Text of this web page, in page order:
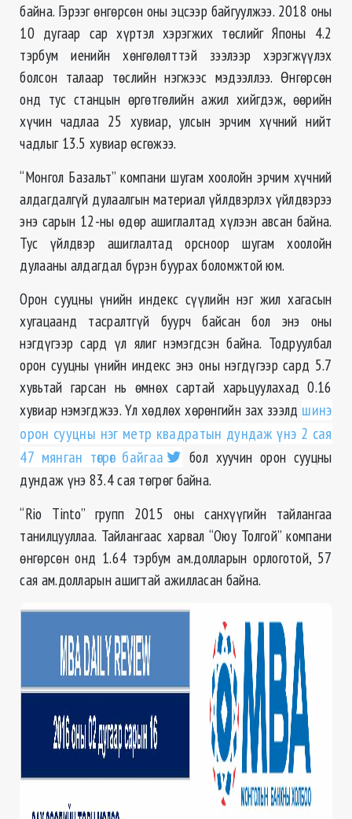
байна. Гэрээг өнгөрсөн оны эцсээр байгуулжээ. 2018 оны
10 дугаар сар хүртэл хэрэгжих төслийг Японы 4.2
тэрбум иенийн хөнгөлөлттэй зээлээр хэрэгжүүлэх
болсон талаар төслийн нэгжээс мэдээллээ. Өнгөрсөн
онд тус станцын өргөтгөлийн ажил хийгдэж, өөрийн
хүчин чадлаа 25 хувиар, улсын эрчим хүчний нийт
чадлыг 13.5 хувиар өсгөжээ.
“Монгол Базальт” компани шугам хоолойн эрчим хүчний
алдагдалгүй дулаалгын материал үйлдвэрлэх үйлдвэрээ
энэ сарын 12-ны өдөр ашиглалтад хүлээн авсан байна.
Тус үйлдвэр ашиглалтад орсноор шугам хоолойн
дулааны алдагдал бүрэн буурах боломжтой юм.
Орон сууцны үнийн индекс сүүлийн нэг жил хагасын
хугацаанд тасралтгүй буурч байсан бол энэ оны
нэгдүгээр сард үл ялиг нэмэгдсэн байна. Тодруулбал
орон сууцны үнийн индекс энэ оны нэгдүгээр сард 5.7
хувьтай гарсан нь өмнөх сартай харьцуулахад 0.16
хувиар нэмэгджээ. Үл хөдлөх хөрөнгийн зах зээлд шинэ
орон сууцны нэг метр квадратын дундаж үнэ 2 сая
47 мянган төгрөг байгаа
бол хуучин орон сууцны
дундаж үнэ 83.4 сая төгрөг байна.
“Rio Tinto” групп 2015 оны санхүүгийн тайлангаа
танилцууллаа. Тайлангаас харвал “Оюу Толгой” компани
өнгөрсөн онд 1.64 тэрбум ам.долларын орлоготой, 57
сая ам.долларын ашигтай ажилласан байна.